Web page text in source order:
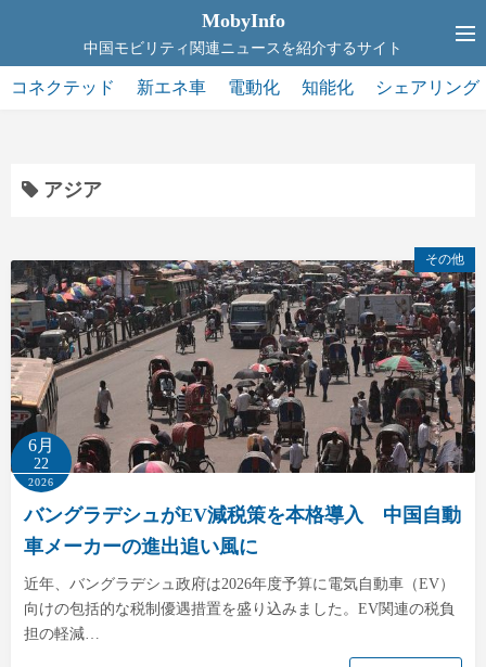
テ
ン
プ
MobyInfo
中国モビリティ関連ニュースを紹介するサイト
コネクテッド 新エネ車 電動化 知能化 シェアリング
アジア
その他
6月
22
2026
バングラデシュがEV減税策を本格導入 中国自動
車メーカーの進出追い風に
近年、バングラデシュ政府は2026年度予算に電気自動車（EV）
向けの包括的な税制優遇措置を盛り込みました。EV関連の税負
担の軽減…